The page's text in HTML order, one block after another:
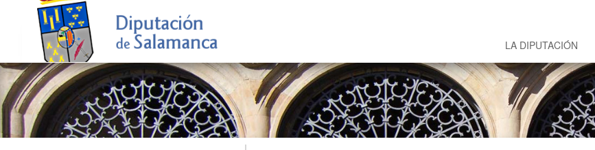
LA DIPUTACIÓN